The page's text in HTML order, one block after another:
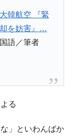
韓航空 『緊
を妨害』…
語／筆者
る
」といわんばか